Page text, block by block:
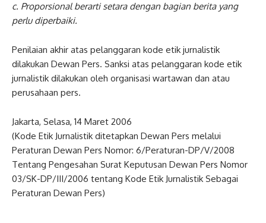
c. Proporsional berarti setara dengan bagian berita yang
perlu diperbaiki.
Penilaian akhir atas pelanggaran kode etik jurnalistik
dilakukan Dewan Pers. Sanksi atas pelanggaran kode etik
jurnalistik dilakukan oleh organisasi wartawan dan atau
perusahaan pers.
Jakarta, Selasa, 14 Maret 2006
(Kode Etik Jurnalistik ditetapkan Dewan Pers melalui
Peraturan Dewan Pers Nomor: 6/Peraturan-DP/V/2008
Tentang Pengesahan Surat Keputusan Dewan Pers Nomor
03/SK-DP/III/2006 tentang Kode Etik Jurnalistik Sebagai
Peraturan Dewan Pers)